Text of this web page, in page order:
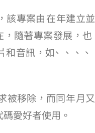
由 Ricardo Garcia 在 2008 年建立並
，現在，隨著專案發展，也
、Dailymotion、Twitter、SoundClou
請求被移除，而同年 11 月又
愛好者使用。